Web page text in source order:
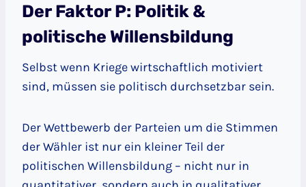
Der Faktor P: Politik &
politische Willensbildung
Selbst wenn Kriege wirtschaftlich motiviert
sind, müssen sie politisch durchsetzbar sein.
Der Wettbewerb der Parteien um die Stimmen
der Wähler ist nur ein kleiner Teil der
politischen Willensbildung – nicht nur in